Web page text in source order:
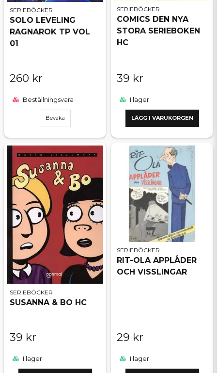
SERIEBÖCKER
SOLO LEVELING
RAGNAROK TP VOL
01
260 kr
Beställningsvara
Bevaka
SERIEBÖCKER
COMICS DEN NYA
STORA SERIEBOKEN
HC
39 kr
I lager
LÄGG I VARUKORGEN
SERIEBÖCKER
SUSANNA & BO HC
39 kr
I lager
SERIEBÖCKER
RIT-OLA APPLÅDER
OCH VISSLINGAR
29 kr
I lager